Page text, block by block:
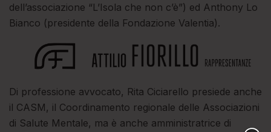
dell’associazione “L’Isola che non c’è”) ed Anthony Lo
Bianco (presidente della Fondazione Valentia).
Di professione avvocato, Rita Ciciarello presiede anche
il CASM, il Coordinamento regionale delle Associazioni
di Salute Mentale, ma è anche amministratrice di